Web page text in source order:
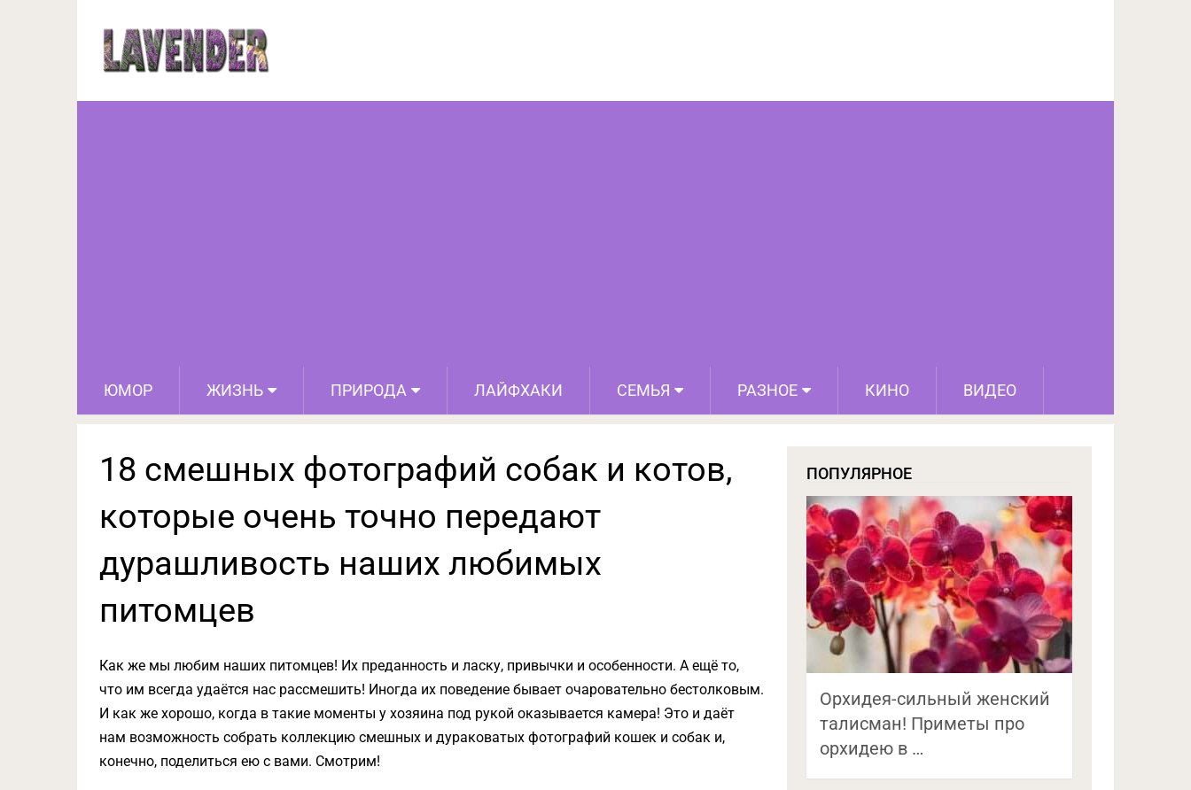
ЮМОР ЖИЗНЬ ПРИРОДА ЛАЙФХАКИ СЕМЬЯ РАЗНОЕ КИНО ВИДЕО
18 смешных фотографий собак и котов, которые очень точно
передают дурашливость наших любимых питомцев
18 смешных фотографий собак и котов,
которые очень точно передают
дурашливость наших любимых
питомцев
Как же мы любим наших питомцев! Их преданность и ласку, привычки и особенности. А ещё то,
что им всегда удаётся нас рассмешить! Иногда их поведение бывает очаровательно бестолковым.
И как же хорошо, когда в такие моменты у хозяина под рукой оказывается камера! Это и даёт
нам возможность собрать коллекцию смешных и дураковатых фотографий кошек и собак и,
конечно, поделиться ею с вами. Смотрим!
ПОПУЛЯРНОЕ
Орхидея-сильный женский
талисман! Приметы про
орхидею в …